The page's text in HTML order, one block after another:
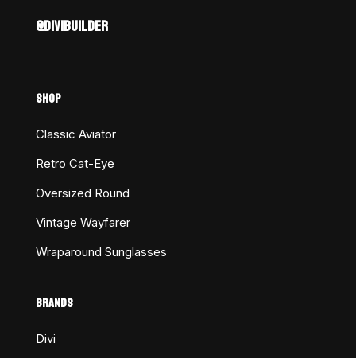
@DIVIBUILDER
SHOP
Classic Aviator
Retro Cat-Eye
Oversized Round
Vintage Wayfarer
Wraparound Sunglasses
BRANDS
Divi